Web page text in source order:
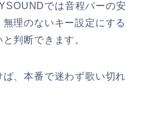
では音程バーの安
理のないキー設定にする
判断できます。
、本番で迷わず歌い切れ